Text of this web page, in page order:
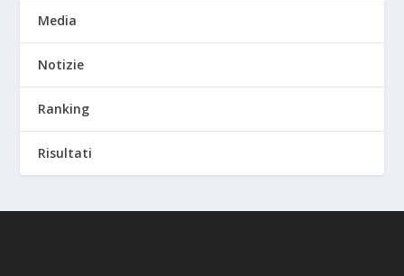
Media
Notizie
Ranking
Risultati